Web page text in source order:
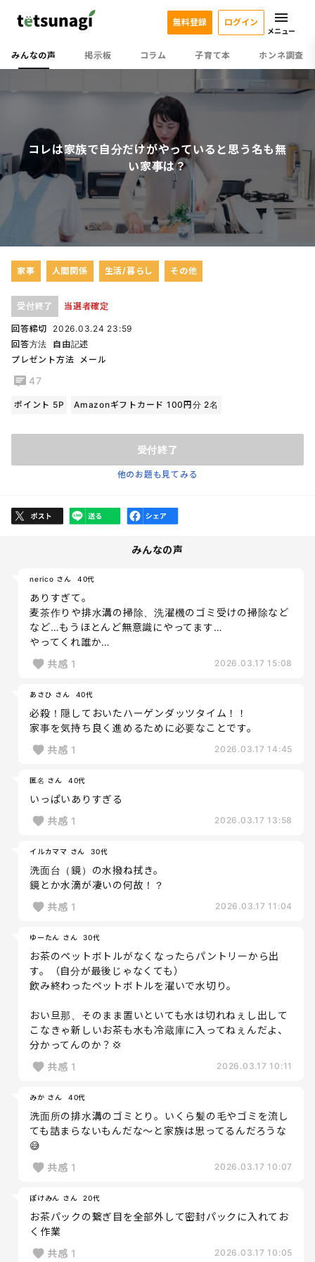
みんなの声 掲示板 コラム 子育て本 ホンネ調査
無料登録 ログイン
メニュー
コレは家族で自分だけがやっていると思う名も無
い家事は？
家事 人間関係 生活/暮らし その他
受付終了 当選者確定
回答締切
2026.03.24 23:59
回答方法
自由記述
プレゼント方法
メール
47
ポイント 5P Amazonギフトカード 100円分 2名
受付終了
他のお題も見てみる
みんなの声
nerico さん 40代
ありすぎて。
麦茶作りや排水溝の掃除、洗濯機のゴミ受けの掃除など
など…もうほとんど無意識にやってます…
やってくれ誰か…
共感 1 2026.03.17 15:08
あさひ さん 40代
必殺！隠しておいたハーゲンダッツタイム！！
家事を気持ち良く進めるために必要なことです。
共感 1 2026.03.17 14:45
匿名 さん 40代
いっぱいありすぎる
共感 1 2026.03.17 13:58
イルカママ さん 30代
洗面台（鏡）の水撥ね拭き。
鏡とか水滴が凄いの何故！？
共感 1 2026.03.17 11:04
ゆーたん さん 30代
お茶のペットボトルがなくなったらパントリーから出
す。（自分が最後じゃなくても）
飲み終わったペットボトルを濯いで水切り。
おい旦那、そのまま置いといても水は切れねぇし出して
こなきゃ新しいお茶も水も冷蔵庫に入ってねぇんだよ、
分かってんのか？💢
共感 1 2026.03.17 10:11
みか さん 40代
洗面所の排水溝のゴミとり。いくら髪の毛やゴミを流し
ても詰まらないもんだな〜と家族は思ってるんだろうな
😅
共感 1 2026.03.17 10:07
ぽけみん さん 20代
お茶パックの繋ぎ目を全部外して密封パックに入れてお
く作業
共感 1 2026.03.17 10:05